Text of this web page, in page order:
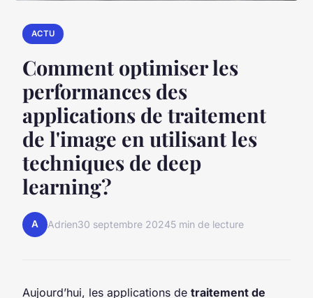
ACTU
Comment optimiser les
performances des
applications de traitement
de l'image en utilisant les
techniques de deep
learning?
A Adrien30 septembre 20245 min de lecture
Aujourd’hui, les applications de traitement de